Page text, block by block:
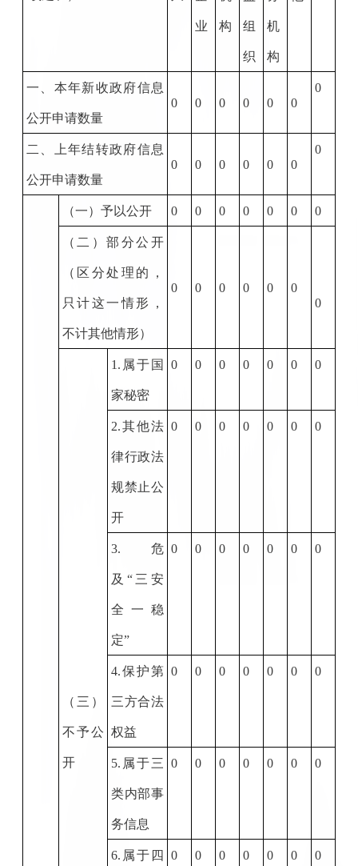
业 构 组
织
机
构
一、本年新收政府信息
公开申请数量
0 0 0 0 0 0
0
二、上年结转政府信息
公开申请数量
0 0 0 0 0 0
0
（一）予以公开 0 0 0 0 0 0 0
（二）部分公开
（区分处理的，
只计这一情形，
不计其他情形）
0 0 0 0 0
0
0
（三）
不予公
开
1. 属于国
家秘密
0 0 0 0 0 0 0
2.其他法
律行政法
规禁止公
开
0 0 0 0 0 0 0
3. 危
及“三安
全一稳
定”
0 0 0 0 0 0 0
4.保护第
三方合法
权益
0 0 0 0 0 0 0
5. 属于三
类内部事
务信息
0 0 0 0 0 0 0
6. 属于四 0 0 0 0 0 0 0